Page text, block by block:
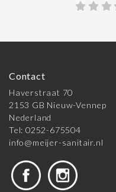
Contact
Haverstraat 70
2153 GB Nieuw-Vennep
Nederland
Tel: 0252-675504
info@meijer-sanitair.nl